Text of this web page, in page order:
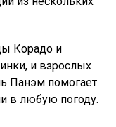
Корадо и
и взрослых
Панэм помогает
в любую погоду.